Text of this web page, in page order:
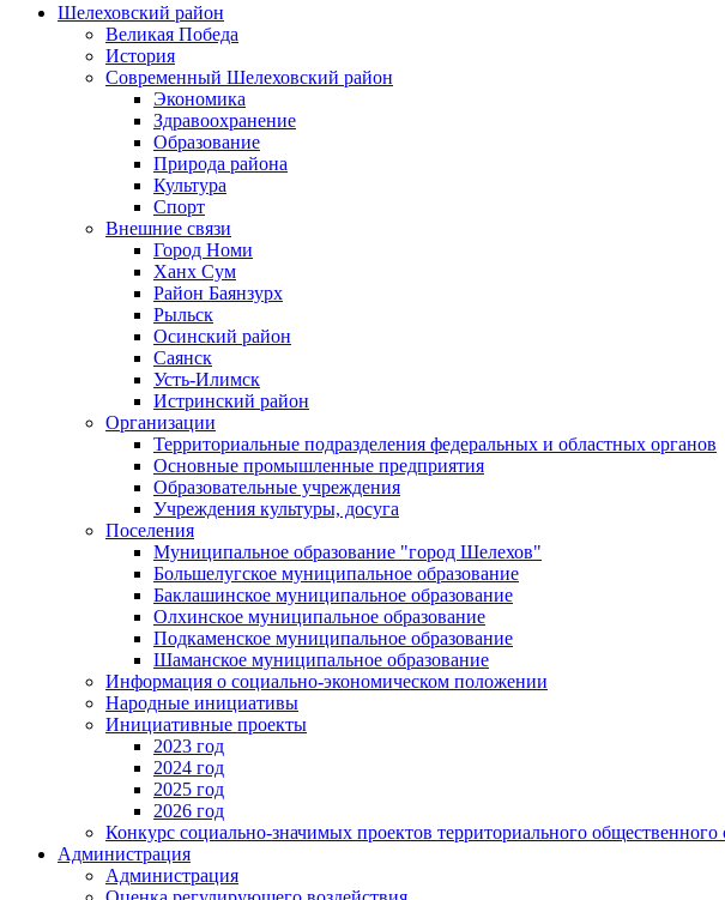
Шелеховский район
Великая Победа
История
Современный Шелеховский район
Экономика
Здравоохранение
Образование
Природа района
Культура
Спорт
Внешние связи
Город Номи
Ханх Сум
Район Баянзурх
Рыльск
Осинский район
Саянск
Усть-Илимск
Истринский район
Организации
Территориальные подразделения федеральных и областных органов
Основные промышленные предприятия
Образовательные учреждения
Учреждения культуры, досуга
Поселения
Муниципальное образование "город Шелехов"
Большелугское муниципальное образование
Баклашинское муниципальное образование
Олхинское муниципальное образование
Подкаменское муниципальное образование
Шаманское муниципальное образование
Информация о социально-экономическом положении
Народные инициативы
Инициативные проекты
2023 год
2024 год
2025 год
2026 год
Конкурс социально-значимых проектов территориального общественного
Администрация
Администрация